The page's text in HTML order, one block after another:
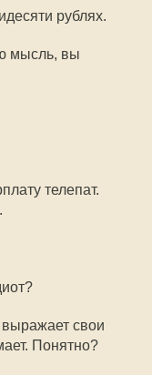
рублях.
мысль, вы
телепат.
свои
Понятно?